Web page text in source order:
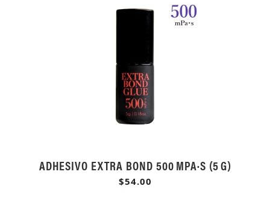
ADHESIVO EXTRA BOND 500 MPA·S (5 G)
$54.00